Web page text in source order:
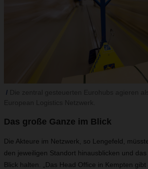
Das große Ganze im Blick
Die Akteure im Netzwerk, so Lengefeld,
den jeweiligen Standort hinausblicken und
Blick halten. „Das Head Office in Kempten